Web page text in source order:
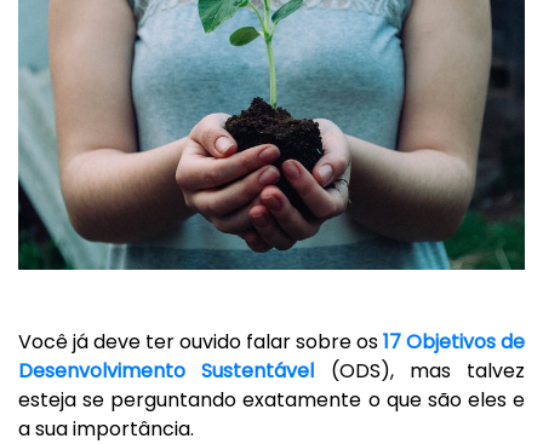
Você já deve ter ouvido falar sobre os17 Objetivos de
Desenvolvimento Sustentável
(ODS), mas talvez
esteja se perguntando exatamente o que são eles e
a sua importância.